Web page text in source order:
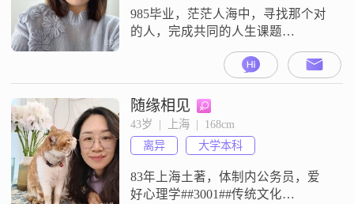
式##300
985毕业，茫茫人海中，寻找那个对
的人，完成共同的人生课题
随缘相见
43岁  |  上海  |  168cm
离异
大学本科
83年上海土著，体制内公务员，爱
好心理学##3001##传统文化